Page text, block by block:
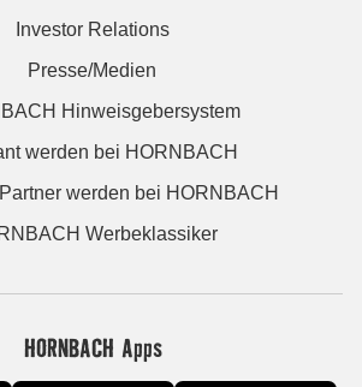
Investor Relations
Presse/Medien
Hinweisgebersystem
werden bei HORNBACH
werden bei HORNBACH
Werbeklassiker
HORNBACH Apps